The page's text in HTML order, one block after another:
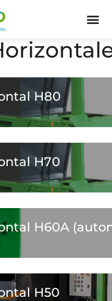
H80
H70
H60A
H50